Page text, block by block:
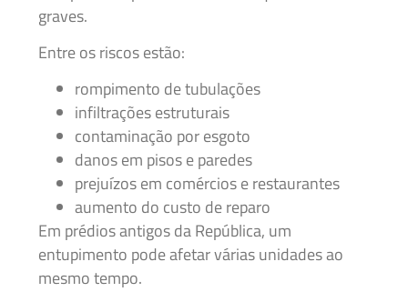
graves.
Entre os riscos estão:
rompimento de tubulações
infiltrações estruturais
contaminação por esgoto
danos em pisos e paredes
prejuízos em comércios e restaurantes
aumento do custo de reparo
Em prédios antigos da República, um
entupimento pode afetar várias unidades ao
mesmo tempo.